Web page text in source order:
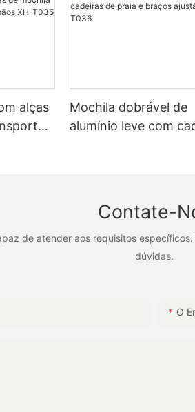
alças
Mochila dobrável de
alumínio leve com
Contate-
de atender aos requisitos
dúvidas.
O